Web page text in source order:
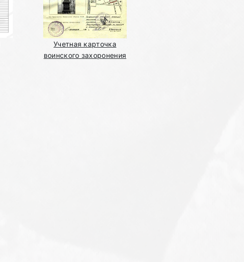
Учетная карточка
воинского захоронения